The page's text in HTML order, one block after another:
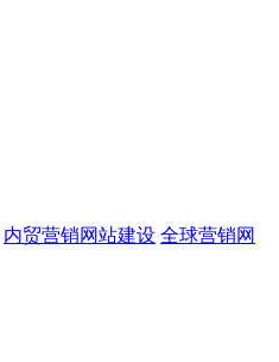
内贸营销网站建设 全球营销网